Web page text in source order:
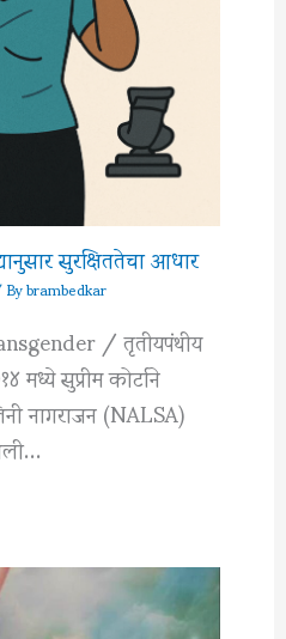
सुरक्षिततेचा आधार
brambedkar
/ तृतीयपंथीय
सुप्रीम कोर्टाने
नागराजन (NALSA)